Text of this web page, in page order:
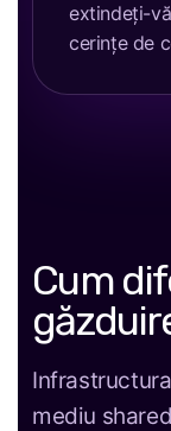
extindeți-
cerințe de
Cum
mediu